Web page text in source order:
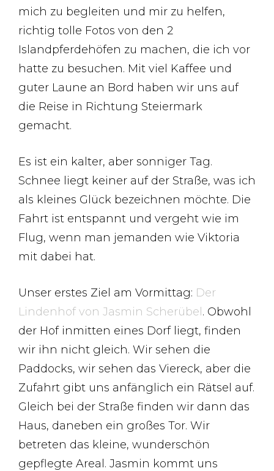
mich zu begleiten und mir zu helfen,
richtig tolle Fotos von den 2
Islandpferdehöfen zu machen, die ich vor
hatte zu besuchen. Mit viel Kaffee und
guter Laune an Bord haben wir uns auf
die Reise in Richtung Steiermark
gemacht.
Es ist ein kalter, aber sonniger Tag.
Schnee liegt keiner auf der Straße, was ich
als kleines Glück bezeichnen möchte. Die
Fahrt ist entspannt und vergeht wie im
Flug, wenn man jemanden wie Viktoria
mit dabei hat.
Unser erstes Ziel am Vormittag: Der
Lindenhof von Jasmin Scherübel . Obwohl
der Hof inmitten eines Dorf liegt, finden
wir ihn nicht gleich. Wir sehen die
Paddocks, wir sehen das Viereck, aber die
Zufahrt gibt uns anfänglich ein Rätsel auf.
Gleich bei der Straße finden wir dann das
Haus, daneben ein großes Tor. Wir
betreten das kleine, wunderschön
gepflegte Areal. Jasmin kommt uns